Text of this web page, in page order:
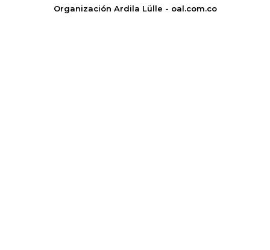
Organización Ardila Lülle - oal.com.co